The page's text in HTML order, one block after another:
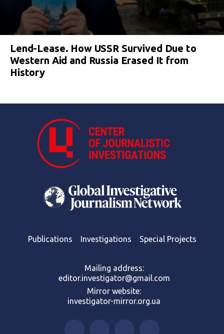
Lend-Lease. How USSR Survived Due to
Western Aid and Russia Erased It from
History
Publications Investigations Special Projects
Mailing address:
editor.investigator@gmail.com
Mirror website:
investigator-mirror.org.ua